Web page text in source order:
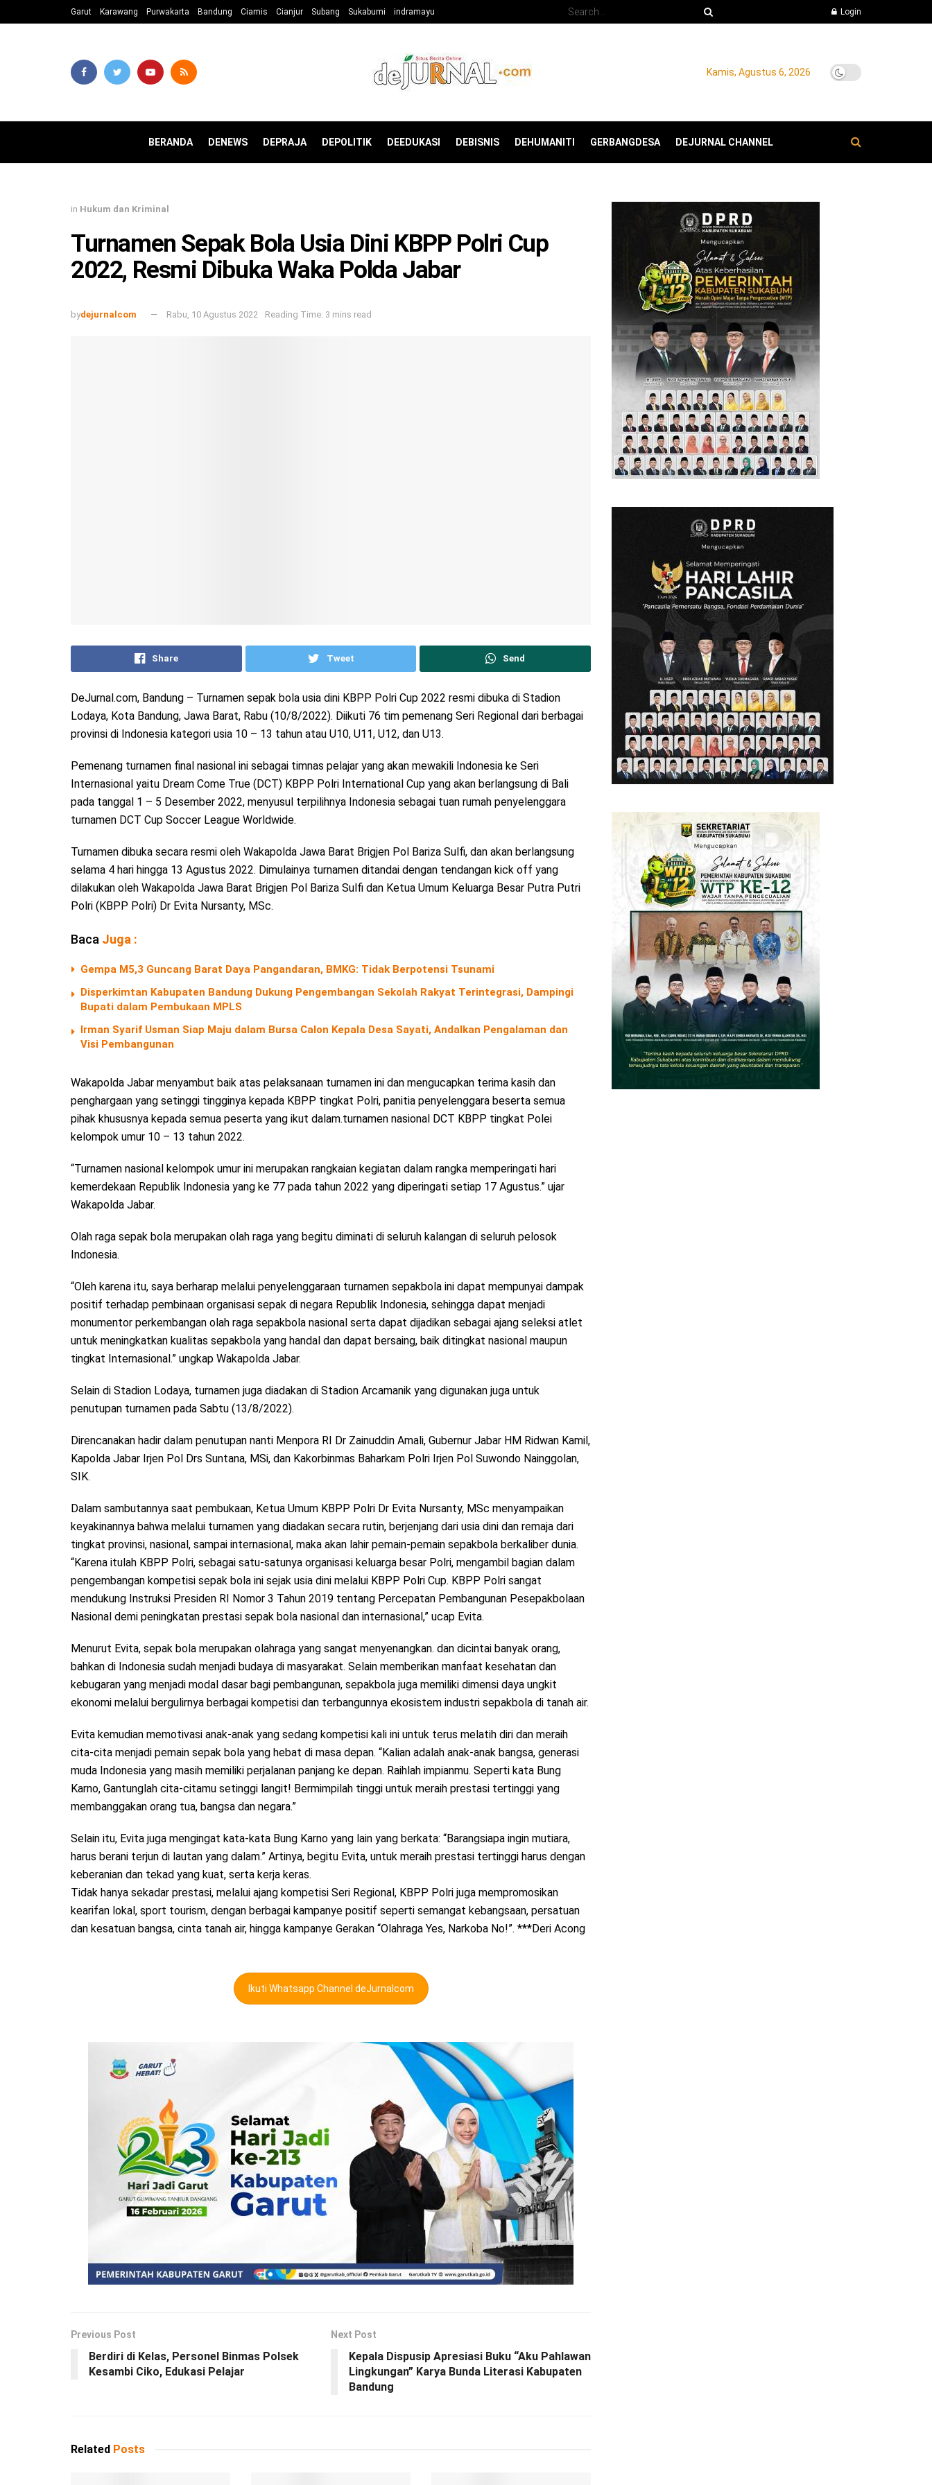
Garut Karawang Purwakarta Bandung Ciamis Cianjur Subang Sukabumi indramayu Login
Kamis, Agustus 6, 2026
BERANDA DENEWS DEPRAJA DEPOLITIK DEEDUKASI DEBISNIS DEHUMANITI GERBANGDESA DEJURNAL CHANNEL
in Hukum dan Kriminal
Turnamen Sepak Bola Usia Dini KBPP Polri Cup
2022, Resmi Dibuka Waka Polda Jabar
bydejurnalcom Rabu, 10 Agustus 2022 Reading Time: 3 mins read
Share Tweet Send
DeJurnal.com, Bandung – Turnamen sepak bola usia dini KBPP Polri Cup 2022 resmi dibuka di Stadion
Lodaya, Kota Bandung, Jawa Barat, Rabu (10/8/2022). Diikuti 76 tim pemenang Seri Regional dari berbagai
provinsi di Indonesia kategori usia 10 – 13 tahun atau U10, U11, U12, dan U13.
Pemenang turnamen final nasional ini sebagai timnas pelajar yang akan mewakili Indonesia ke Seri
Internasional yaitu Dream Come True (DCT) KBPP Polri International Cup yang akan berlangsung di Bali
pada tanggal 1 – 5 Desember 2022, menyusul terpilihnya Indonesia sebagai tuan rumah penyelenggara
turnamen DCT Cup Soccer League Worldwide.
Turnamen dibuka secara resmi oleh Wakapolda Jawa Barat Brigjen Pol Bariza Sulfi, dan akan berlangsung
selama 4 hari hingga 13 Agustus 2022. Dimulainya turnamen ditandai dengan tendangan kick off yang
dilakukan oleh Wakapolda Jawa Barat Brigjen Pol Bariza Sulfi dan Ketua Umum Keluarga Besar Putra Putri
Polri (KBPP Polri) Dr Evita Nursanty, MSc.
Baca Juga :
Gempa M5,3 Guncang Barat Daya Pangandaran, BMKG: Tidak Berpotensi Tsunami
Disperkimtan Kabupaten Bandung Dukung Pengembangan Sekolah Rakyat Terintegrasi, Dampingi
Bupati dalam Pembukaan MPLS
Irman Syarif Usman Siap Maju dalam Bursa Calon Kepala Desa Sayati, Andalkan Pengalaman dan
Visi Pembangunan
Wakapolda Jabar menyambut baik atas pelaksanaan turnamen ini dan mengucapkan terima kasih dan
penghargaan yang setinggi tingginya kepada KBPP tingkat Polri, panitia penyelenggara beserta semua
pihak khususnya kepada semua peserta yang ikut dalam.turnamen nasional DCT KBPP tingkat Polei
kelompok umur 10 – 13 tahun 2022.
“Turnamen nasional kelompok umur ini merupakan rangkaian kegiatan dalam rangka memperingati hari
kemerdekaan Republik Indonesia yang ke 77 pada tahun 2022 yang diperingati setiap 17 Agustus.” ujar
Wakapolda Jabar.
Olah raga sepak bola merupakan olah raga yang begitu diminati di seluruh kalangan di seluruh pelosok
Indonesia.
“Oleh karena itu, saya berharap melalui penyelenggaraan turnamen sepakbola ini dapat mempunyai dampak
positif terhadap pembinaan organisasi sepak di negara Republik Indonesia, sehingga dapat menjadi
monumentor perkembangan olah raga sepakbola nasional serta dapat dijadikan sebagai ajang seleksi atlet
untuk meningkatkan kualitas sepakbola yang handal dan dapat bersaing, baik ditingkat nasional maupun
tingkat Internasional.” ungkap Wakapolda Jabar.
Selain di Stadion Lodaya, turnamen juga diadakan di Stadion Arcamanik yang digunakan juga untuk
penutupan turnamen pada Sabtu (13/8/2022).
Direncanakan hadir dalam penutupan nanti Menpora RI Dr Zainuddin Amali, Gubernur Jabar HM Ridwan Kamil,
Kapolda Jabar Irjen Pol Drs Suntana, MSi, dan Kakorbinmas Baharkam Polri Irjen Pol Suwondo Nainggolan,
SIK.
Dalam sambutannya saat pembukaan, Ketua Umum KBPP Polri Dr Evita Nursanty, MSc menyampaikan
keyakinannya bahwa melalui turnamen yang diadakan secara rutin, berjenjang dari usia dini dan remaja dari
tingkat provinsi, nasional, sampai internasional, maka akan lahir pemain-pemain sepakbola berkaliber dunia.
“Karena itulah KBPP Polri, sebagai satu-satunya organisasi keluarga besar Polri, mengambil bagian dalam
pengembangan kompetisi sepak bola ini sejak usia dini melalui KBPP Polri Cup. KBPP Polri sangat
mendukung Instruksi Presiden RI Nomor 3 Tahun 2019 tentang Percepatan Pembangunan Pesepakbolaan
Nasional demi peningkatan prestasi sepak bola nasional dan internasional,” ucap Evita.
Menurut Evita, sepak bola merupakan olahraga yang sangat menyenangkan. dan dicintai banyak orang,
bahkan di Indonesia sudah menjadi budaya di masyarakat. Selain memberikan manfaat kesehatan dan
kebugaran yang menjadi modal dasar bagi pembangunan, sepakbola juga memiliki dimensi daya ungkit
ekonomi melalui bergulirnya berbagai kompetisi dan terbangunnya ekosistem industri sepakbola di tanah air.
Evita kemudian memotivasi anak-anak yang sedang kompetisi kali ini untuk terus melatih diri dan meraih
cita-cita menjadi pemain sepak bola yang hebat di masa depan. “Kalian adalah anak-anak bangsa, generasi
muda Indonesia yang masih memiliki perjalanan panjang ke depan. Raihlah impianmu. Seperti kata Bung
Karno, Gantunglah cita-citamu setinggi langit! Bermimpilah tinggi untuk meraih prestasi tertinggi yang
membanggakan orang tua, bangsa dan negara.”
Selain itu, Evita juga mengingat kata-kata Bung Karno yang lain yang berkata: “Barangsiapa ingin mutiara,
harus berani terjun di lautan yang dalam.” Artinya, begitu Evita, untuk meraih prestasi tertinggi harus dengan
keberanian dan tekad yang kuat, serta kerja keras.
Tidak hanya sekadar prestasi, melalui ajang kompetisi Seri Regional, KBPP Polri juga mempromosikan
kearifan lokal, sport tourism, dengan berbagai kampanye positif seperti semangat kebangsaan, persatuan
dan kesatuan bangsa, cinta tanah air, hingga kampanye Gerakan “Olahraga Yes, Narkoba No!”. ***Deri Acong
Ikuti Whatsapp Channel deJurnalcom
Previous Post
Berdiri di Kelas, Personel Binmas Polsek
Kesambi Ciko, Edukasi Pelajar
Next Post
Kepala Dispusip Apresiasi Buku “Aku Pahlawan
Lingkungan” Karya Bunda Literasi Kabupaten
Bandung
Related Posts